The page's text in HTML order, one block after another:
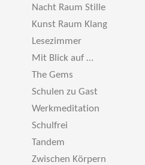
Nacht Raum Stille
Kunst Raum Klang
Lesezimmer
Mit Blick auf …
The Gems
Schulen zu Gast
Werkmeditation
Schulfrei
Tandem
Zwischen Körpern